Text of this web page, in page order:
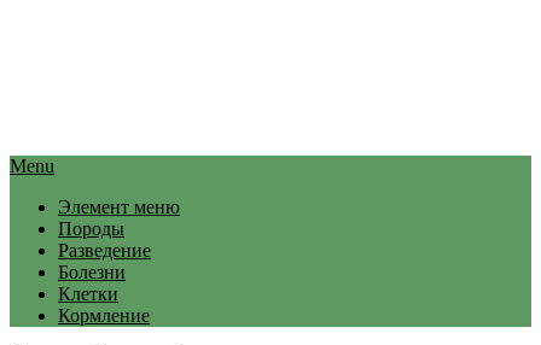
Menu
Элемент меню
Породы
Разведение
Болезни
Клетки
Кормление